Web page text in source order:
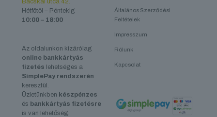
Bácskai utca 42.
Hétfőtől – Péntekig
10:00 – 18:00
Az oldalunkon kizárólag
online bankkártyás
fizetés lehetséges a
SimplePay rendszerén
keresztül.
Üzletünkben készpénzes
és bankkártyás fizetésre
is van lehetőség.
Általános Szerződési
Feltételek
Impresszum
Rólunk
Kapcsolat